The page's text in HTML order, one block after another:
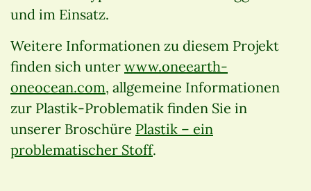
und im Einsatz.
Weitere Informationen zu diesem Projekt
finden sich unter www.oneearth-
oneocean.com, allgemeine Informationen
zur Plastik-Problematik finden Sie in
unserer Broschüre Plastik – ein
problematischer Stoff.